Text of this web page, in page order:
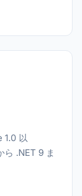
1.0 以
ら .NET 9 ま